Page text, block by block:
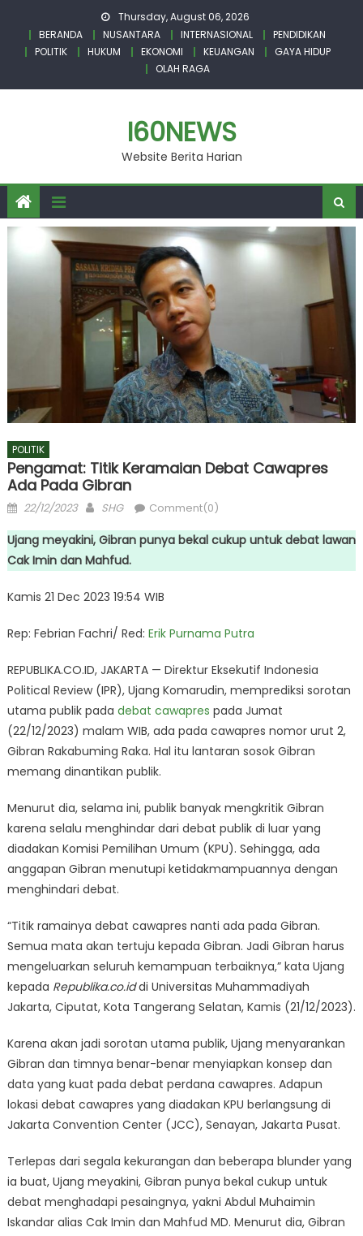
content
Thursday, August 06, 2026
BERANDA
NUSANTARA INTERNASIONAL
PENDIDIKAN
POLITIK
HUKUM EKONOMI KEUANGAN
GAYA HIDUP
OLAH RAGA
I60NEWS
Website Berita Harian
POLITIK
Pengamat: Titik Keramaian Debat Cawapres
Ada Pada Gibran
Posted
22/12/2023 Author
SHG Comment(0)
Ujang meyakini, Gibran punya bekal cukup untuk debat lawan
Cak Imin dan Mahfud.
Kamis 21 Dec 2023 19:54 WIB
Rep: Febrian Fachri/ Red: Erik Purnama Putra
REPUBLIKA.CO.ID, JAKARTA — Direktur Eksekutif Indonesia
Political Review (IPR), Ujang Komarudin, memprediksi sorotan
utama publik pada debat cawapres pada Jumat
(22/12/2023) malam WIB, ada pada cawapres nomor urut 2,
Gibran Rakabuming Raka. Hal itu lantaran sosok Gibran
memang dinantikan publik.
Menurut dia, selama ini, publik banyak mengkritik Gibran
karena selalu menghindar dari debat publik di luar yang
diadakan Komisi Pemilihan Umum (KPU). Sehingga, ada
anggapan Gibran menutupi ketidakmampuannya dengan
menghindari debat.
“Titik ramainya debat cawapres nanti ada pada Gibran.
Semua mata akan tertuju kepada Gibran. Jadi Gibran harus
mengeluarkan seluruh kemampuan terbaiknya,” kata Ujang
kepada Republika.co.iddi Universitas Muhammadiyah
Jakarta, Ciputat, Kota Tangerang Selatan, Kamis (21/12/2023).
Karena akan jadi sorotan utama publik, Ujang menyarankan
Gibran dan timnya benar-benar menyiapkan konsep dan
data yang kuat pada debat perdana cawapres. Adapun
lokasi debat cawapres yang diadakan KPU berlangsung di
Jakarta Convention Center (JCC), Senayan, Jakarta Pusat.
Terlepas dari segala kekurangan dan beberapa blunder yang
ia buat, Ujang meyakini, Gibran punya bekal cukup untuk
debat menghadapi pesaingnya, yakni Abdul Muhaimin
Iskandar alias Cak Imin dan Mahfud MD. Menurut dia, Gibran